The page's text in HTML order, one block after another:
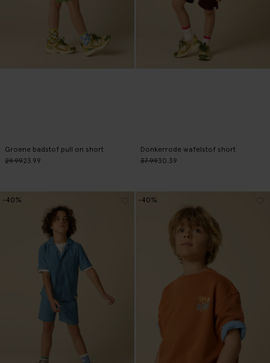
Groene badstof pull on short
29.9923.99
Donkerrode wafelstof short
37.9930.39
-40% -40%